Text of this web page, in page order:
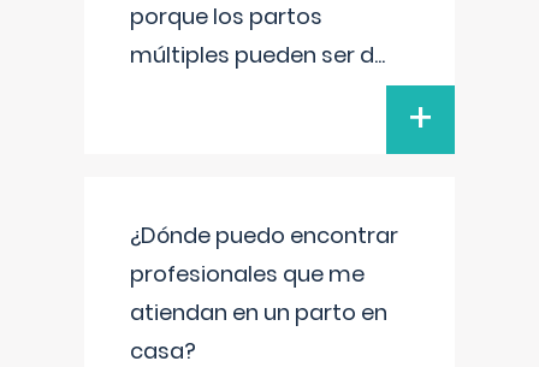
porque los partos
múltiples pueden ser d...
+
¿Dónde puedo encontrar
profesionales que me
atiendan en un parto en
casa?